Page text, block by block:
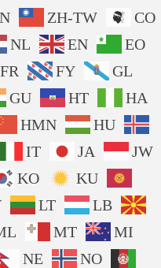
ZH-TW
CO
NL EN
EO
FR FY
GL
GU HT
HA
HMN
HU
IT JA
JW
KO
KU
LT
LB
MT
MI
NE
NO